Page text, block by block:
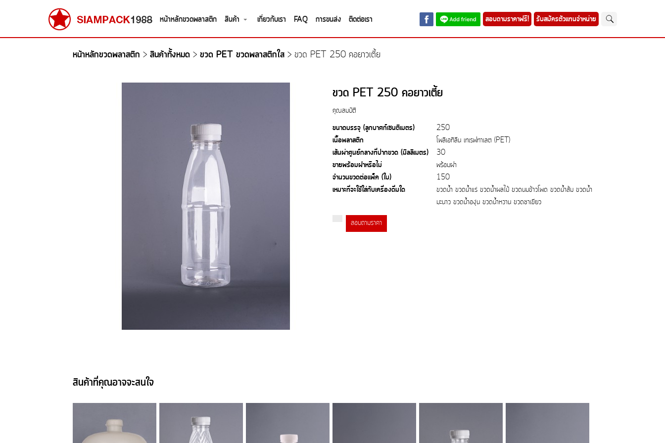
หน้าหลักขวดพลาสติก สินค้า เกี่ยวกับเรา FAQ การขนส่ง ติดต่อเรา สอบถามราคาฟรี! รับสมัครตัวแทนจำหน่าย
หน้าหลักขวดพลาสติก > สินค้าทั้งหมด > ขวด PET ขวดพลาสติกใส > ขวด PET 250 คอยาวเตี้ย
ขวด PET 250 คอยาวเตี้ย
คุณสมบัติ
ขนาดบรรจุ (ลูกบาศก์เซนติเมตร) 250
เนื้อพลาสติก โพลิเอทิลีน เทเรฟทาเลต (PET)
เส้นผ่าศูนย์กลางที่ปากขวด (มิลลิเมตร) 30
ขายพร้อมฝาหรือไม่ พร้อมฝา
จำนวนขวดต่อแพ็ค (ใบ) 150
เหมาะที่จะใช้ใส่กับเครื่องดื่มใด
ขวดน้ำ ขวดน้ำแร่ ขวดน้ำผลไม้ ขวดนมข้าวโพด ขวดน้ำส้ม ขวดน้ำ
มะนาว ขวดน้ำองุ่น ขวดน้ำหวาน ขวดชาเขียว
สอบถามราคา
สินค้าที่คุณอาจจะสนใจ